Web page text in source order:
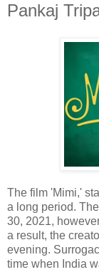
Pankaj
The film 'Mimi,'
a long period.
30, 2021,
a result, the
evening.
time when India